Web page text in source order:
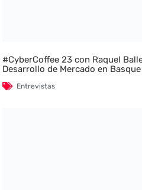
#CyberCoffee 23 con Raquel
Desarrollo de Mercado en
Entrevistas